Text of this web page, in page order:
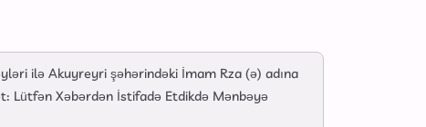
ilə Akuyreyri şəhərindəki İmam Rza (ə) adına
Lütfən Xəbərdən İstifadə Etdikdə Mənbəyə